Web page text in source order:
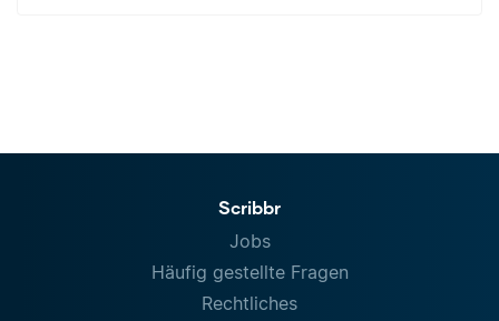
Scribbr
Jobs
Häufig gestellte Fragen
Rechtliches